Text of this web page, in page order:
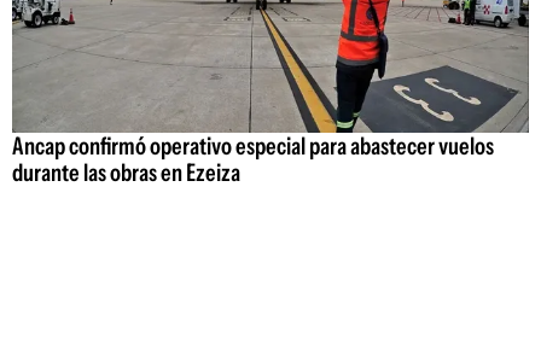
Ancap confirmó operativo especial para abastecer vuelos
durante las obras en Ezeiza